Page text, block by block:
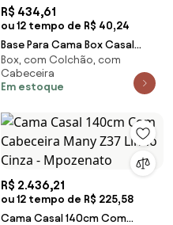
R$ 434,61
ou 12 tempo de R$ 40,24
Base Para Cama Box Casal
138cm Suede Liso Love Story Hf
Marrom - Gazin
Box, com Colchão, com
Cabeceira
Em estoque
R$ 2.436,21
ou 12 tempo de R$ 225,58
Cama Casal 140cm Com